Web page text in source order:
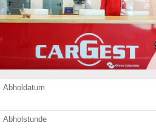
Abholdatum
Abholstunde